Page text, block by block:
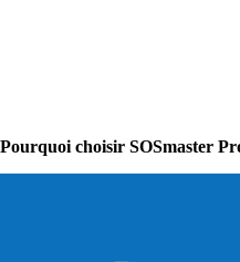
Pourquoi choisir SOSmaster